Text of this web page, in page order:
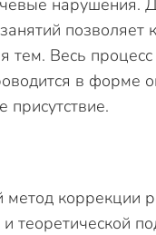
нарушения.
тем. Весь
в форме
присутствие.
коррекции
теоретической